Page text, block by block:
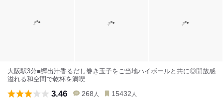
大阪駅3分■鰹出汁香るだし巻き玉子をご当地ハイボールと共に◎開放感
溢れる和空間で乾杯を満喫
3.46 268 人 15432 人